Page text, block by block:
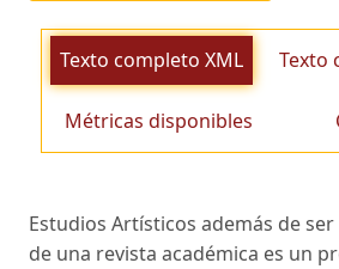
Texto completo XML Texto
Métricas disponibles
Estudios Artísticos además de
de una revista académica es un